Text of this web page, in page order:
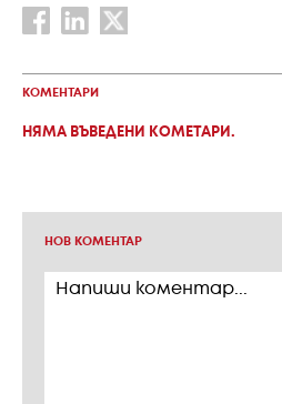
КОМЕНТАРИ
НЯМА ВЪВЕДЕНИ КОМЕТАРИ.
НОВ КОМЕНТАР